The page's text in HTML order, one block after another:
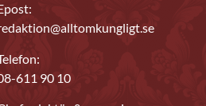
611 90 10